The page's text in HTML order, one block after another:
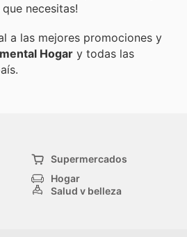
necesitas!
a las mejores promociones y
Hogar y todas las
Supermercados
Hogar
Salud y belleza